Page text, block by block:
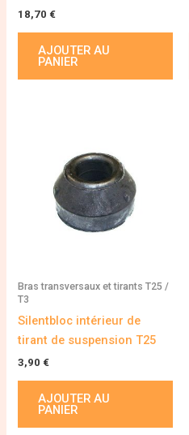
18,70 €
AJOUTER AU
PANIER
Bras transversaux et tirants T25 /
T3
Silentbloc intérieur de
tirant de suspension T25
3,90 €
AJOUTER AU
PANIER